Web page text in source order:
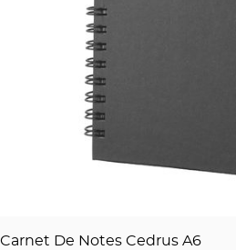
Carnet De Notes Cedrus A6